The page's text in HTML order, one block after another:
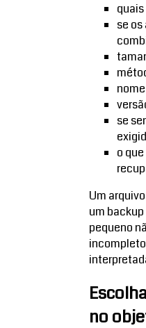
se
se
o
Um
um
pequeno
no